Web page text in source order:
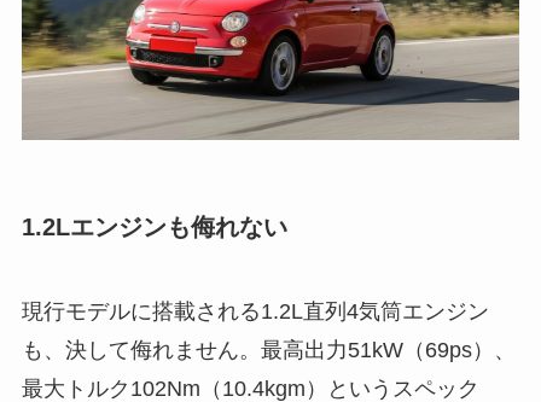
1.2Lエンジンも侮れない
現行モデルに搭載される1.2L直列4気筒エンジン
も、決して侮れません。最高出力51kW（69ps）、
最大トルク102Nm（10.4kgm）というスペック